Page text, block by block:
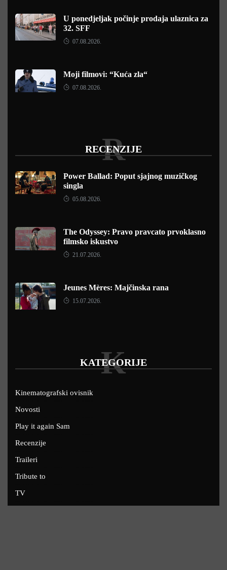
U ponedjeljak počinje prodaja ulaznica za
32. SFF
07.08.2026.
Moji filmovi: “Kuća zla“
07.08.2026.
RECENZIJE
R
Power Ballad: Poput sjajnog muzičkog
singla
05.08.2026.
The Odyssey: Pravo pravcato prvoklasno
filmsko iskustvo
21.07.2026.
Jeunes Mères: Majčinska rana
15.07.2026.
KATEGORIJE
K
Kinematografski ovisnik
Novosti
Play it again Sam
Recenzije
Traileri
Tribute to
TV